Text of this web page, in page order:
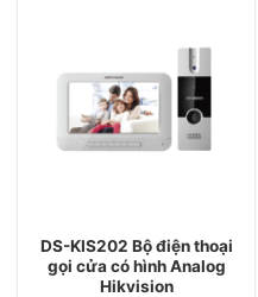
DS-KIS202 Bộ điện thoại
gọi cửa có hình Analog
Hikvision